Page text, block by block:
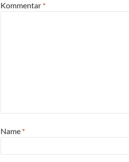
Kommentar *
Name *